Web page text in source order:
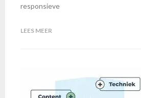
responsieve
LEES MEER